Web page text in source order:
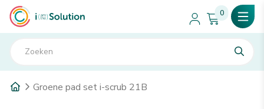
0
Groene pad set i-scrub 21B